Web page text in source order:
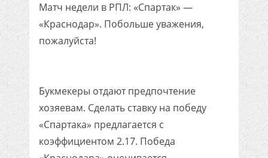
Матч недели в РПЛ: «Спартак» —
«Краснодар». Побольше уважения,
пожалуйста!
Букмекеры отдают предпочтение
хозяевам. Сделать ставку на победу
«Спартака» предлагается с
коэффициентом 2.17. Победа